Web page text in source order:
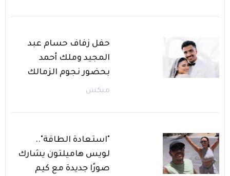
حفل زفاف حسام عبد
المجيد وملك أحمد
بحضور نجوم الزمالك
ميكس
"استعادة الطاقة"..
لويس هاميلتون يشارك
صورًا جديدة مع كيم